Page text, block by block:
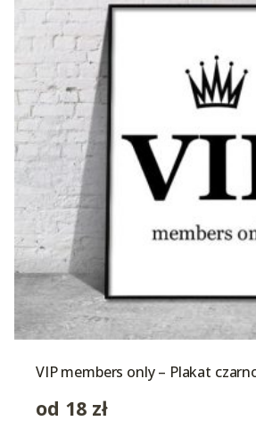
VIP members only – Plakat
od 18 zł